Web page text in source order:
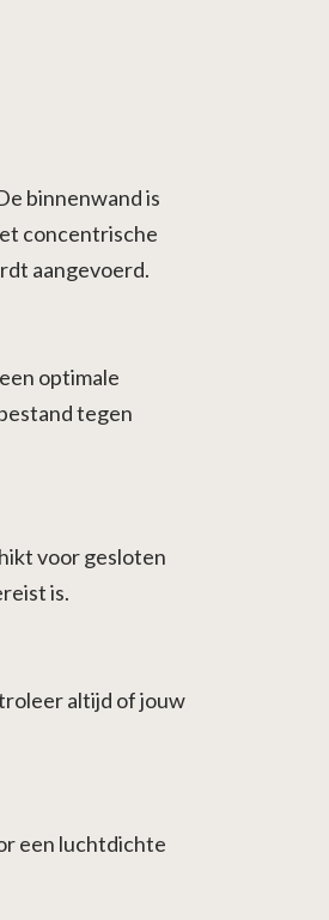
binnenwand is
concentrische
aangevoerd.
optimale
tegen
voor gesloten
is.
altijd of jouw
een luchtdichte